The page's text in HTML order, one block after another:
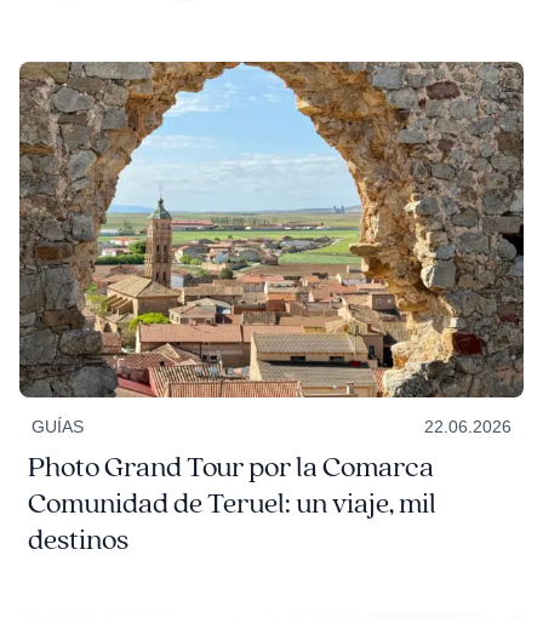
GUÍAS 22.06.2026
Photo Grand Tour por la Comarca
Comunidad de Teruel: un viaje, mil
destinos